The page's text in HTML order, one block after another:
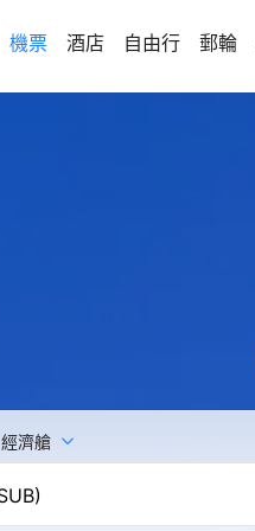
機票 酒店 自由行 郵輪
經濟艙